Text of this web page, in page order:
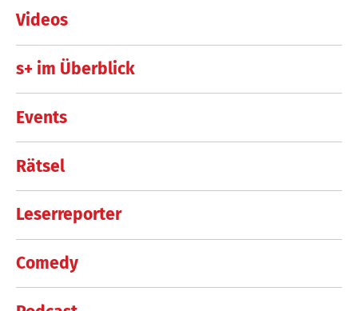
Videos
s+ im Überblick
Events
Rätsel
Leserreporter
Comedy